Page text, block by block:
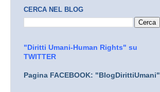
CERCA NEL BLOG
"Diritti Umani-Human Rights" su
TWITTER
Pagina FACEBOOK: "BlogDirittiUmani"